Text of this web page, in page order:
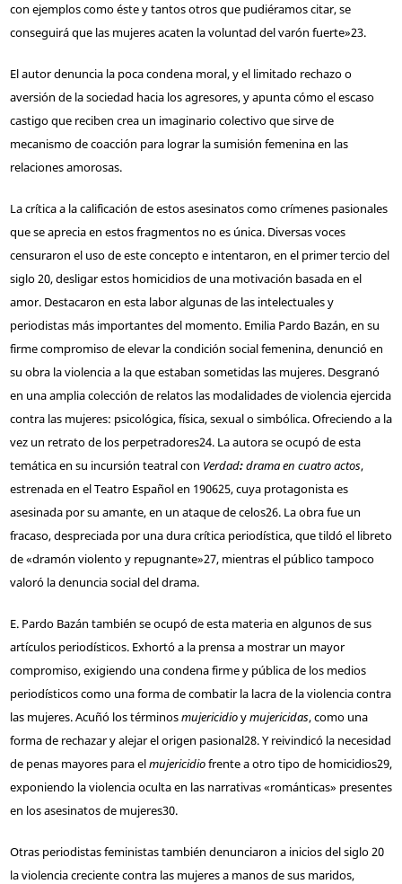
con ejemplos como éste y tantos otros que pudiéramos citar, se
conseguirá que las mujeres acaten la voluntad del varón fuerte»23.
El autor denuncia la poca condena moral, y el limitado rechazo o
aversión de la sociedad hacia los agresores, y apunta cómo el escaso
castigo que reciben crea un imaginario colectivo que sirve de
mecanismo de coacción para lograr la sumisión femenina en las
relaciones amorosas.
La crítica a la calificación de estos asesinatos como crímenes pasionales
que se aprecia en estos fragmentos no es única. Diversas voces
censuraron el uso de este concepto e intentaron, en el primer tercio del
siglo 20, desligar estos homicidios de una motivación basada en el
amor. Destacaron en esta labor algunas de las intelectuales y
periodistas más importantes del momento. Emilia Pardo Bazán, en su
firme compromiso de elevar la condición social femenina, denunció en
su obra la violencia a la que estaban sometidas las mujeres. Desgranó
en una amplia colección de relatos las modalidades de violencia ejercida
contra las mujeres: psicológica, física, sexual o simbólica. Ofreciendo a la
vez un retrato de los perpetradores24. La autora se ocupó de esta
temática en su incursión teatral con Verdad:drama en cuatro actos,
estrenada en el Teatro Español en 190625, cuya protagonista es
asesinada por su amante, en un ataque de celos26. La obra fue un
fracaso, despreciada por una dura crítica periodística, que tildó el libreto
de «dramón violento y repugnante»27, mientras el público tampoco
valoró la denuncia social del drama.
E. Pardo Bazán también se ocupó de esta materia en algunos de sus
artículos periodísticos. Exhortó a la prensa a mostrar un mayor
compromiso, exigiendo una condena firme y pública de los medios
periodísticos como una forma de combatir la lacra de la violencia contra
las mujeres. Acuñó los términosmujericidioymujericidas, como una
forma de rechazar y alejar el origen pasional28. Y reivindicó la necesidad
de penas mayores para elmujericidiofrente a otro tipo de homicidios29,
exponiendo la violencia oculta en las narrativas «románticas» presentes
en los asesinatos de mujeres30.
Otras periodistas feministas también denunciaron a inicios del siglo 20
la violencia creciente contra las mujeres a manos de sus maridos,